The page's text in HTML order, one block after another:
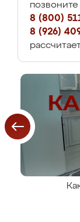
8 (800)
8 (926)